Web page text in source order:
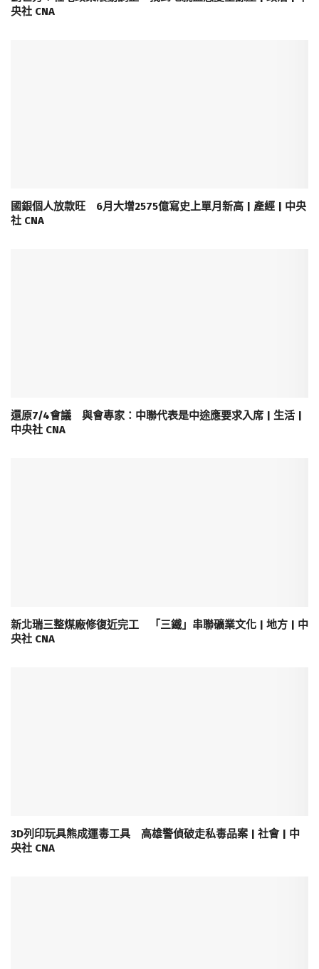
央社 CNA
國銀個人放款旺 6月大增2575億寫史上單月新高 | 產經 | 中央
社 CNA
還原7/4會議 與會專家：中聯代表是中途應要求入席 | 生活 |
中央社 CNA
新北瑞三整煤廠修復近完工 「三鐵」串聯礦業文化 | 地方 | 中
央社 CNA
3D列印玩具熊成運毒工具 高雄警偵破走私毒品案 | 社會 | 中
央社 CNA